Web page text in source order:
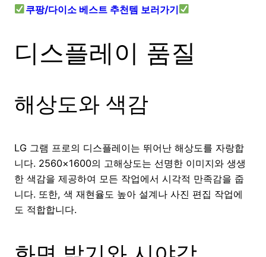
쿠팡/다이소 베스트 추천템 보러가기
디스플레이 품질
해상도와 색감
LG 그램 프로의 디스플레이는 뛰어난 해상도를 자랑합
니다. 2560×1600의 고해상도는 선명한 이미지와 생생
한 색감을 제공하여 모든 작업에서 시각적 만족감을 줍
니다. 또한, 색 재현율도 높아 설계나 사진 편집 작업에
도 적합합니다.